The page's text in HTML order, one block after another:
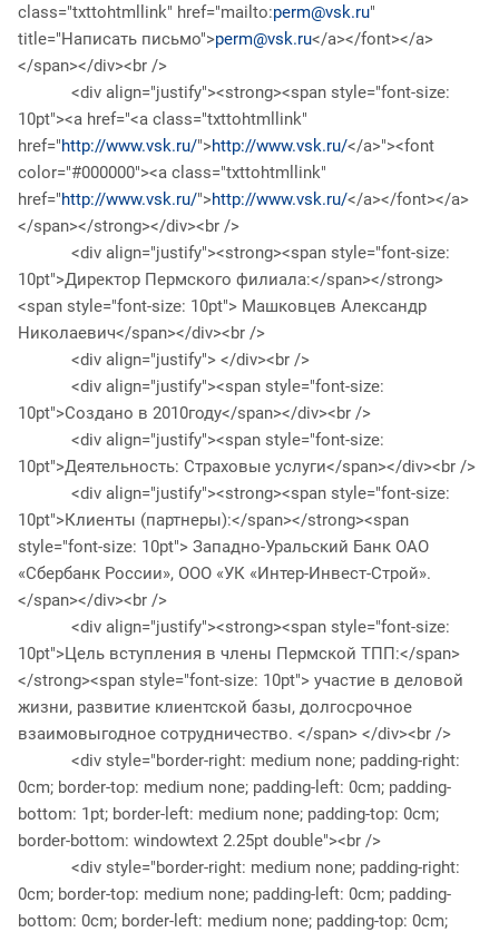
class="txttohtmllink" href="mailto:perm@vsk.ru"
title="Написать письмо">perm@vsk.ru</a></font></a>
</span></div><br />
<div align="justify"><strong><span style="font-size:
10pt"><a href="<a class="txttohtmllink"
href="http://www.vsk.ru/">http://www.vsk.ru/</a>"><font
color="#000000"><a class="txttohtmllink"
href="http://www.vsk.ru/">http://www.vsk.ru/</a></font></a>
</span></strong></div><br />
<div align="justify"><strong><span style="font-size:
10pt">Директор Пермского филиала:</span></strong>
<span style="font-size: 10pt"> Машковцев Александр
Николаевич</span></div><br />
<div align="justify"> </div><br />
<div align="justify"><span style="font-size:
10pt">Создано в 2010году</span></div><br />
<div align="justify"><span style="font-size:
10pt">Деятельность: Страховые услуги</span></div><br />
<div align="justify"><strong><span style="font-size:
10pt">Клиенты (партнеры):</span></strong><span
style="font-size: 10pt"> Западно-Уральский Банк ОАО
«Сбербанк России», ООО «УК «Интер-Инвест-Строй».
</span></div><br />
<div align="justify"><strong><span style="font-size:
10pt">Цель вступления в члены Пермской ТПП:</span>
</strong><span style="font-size: 10pt"> участие в деловой
жизни, развитие клиентской базы, долгосрочное
взаимовыгодное сотрудничество. </span> </div><br />
<div style="border-right: medium none; padding-right:
0cm; border-top: medium none; padding-left: 0cm; padding-
bottom: 1pt; border-left: medium none; padding-top: 0cm;
border-bottom: windowtext 2.25pt double"><br />
<div style="border-right: medium none; padding-right:
0cm; border-top: medium none; padding-left: 0cm; padding-
bottom: 0cm; border-left: medium none; padding-top: 0cm;